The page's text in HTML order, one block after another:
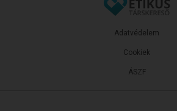
ÁSZF
Adatvédelem
Cookiek